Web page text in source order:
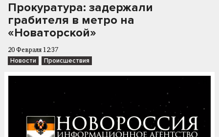
Прокуратура: задержали
грабителя в метро на
«Новаторской»
20 Февраля 12:37
Новости Происшествия